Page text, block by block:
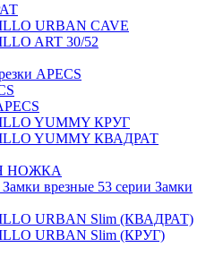
URBAN CAVE
ART 30/52
APECS
YUMMY КРУГ
YUMMY КВАДРАТ
НОЖКА
врезные 53 серии Замки
URBAN Slim (КВАДРАТ)
URBAN Slim (КРУГ)